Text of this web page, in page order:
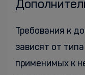
Требования к
зависят от
применимых к